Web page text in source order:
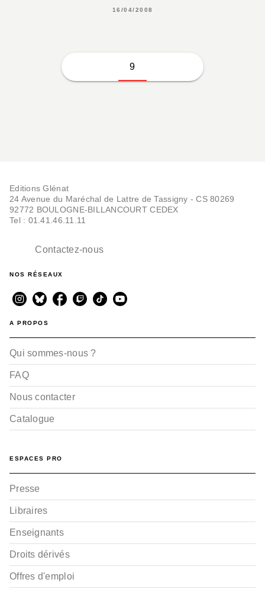
16/04/2008
9
Editions Glénat
24 Avenue du Maréchal de Lattre de Tassigny - CS 80269
92772 BOULOGNE-BILLANCOURT CEDEX
Tel : 01.41.46.11.11
Contactez-nous
NOS RÉSEAUX
A PROPOS
Qui sommes-nous ?
FAQ
Nous contacter
Catalogue
ESPACES PRO
Presse
Libraires
Enseignants
Droits dérivés
Offres d'emploi